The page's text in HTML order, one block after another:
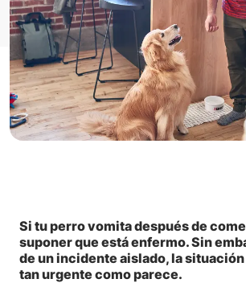
Si tu perro vomita después de
suponer que está enfermo. Sin
de un incidente aislado, la
tan urgente como parece.